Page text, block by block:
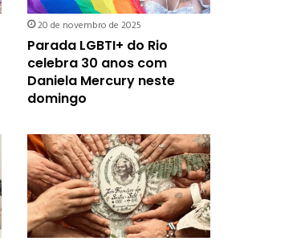
20 de novembro de 2025
Parada LGBTI+ do Rio
celebra 30 anos com
Daniela Mercury neste
domingo